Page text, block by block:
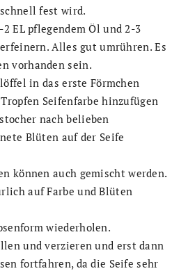
fest wird.
EL pflegendem Öl und 2-3
Alles gut umrühren. Es
vorhanden sein.
in das erste Förmchen
Seifenfarbe hinzufügen
nach belieben
Blüten auf der Seife
können auch gemischt werden.
auf Farbe und Blüten
wiederholen.
und verzieren und erst dann
fortfahren, da die Seife sehr